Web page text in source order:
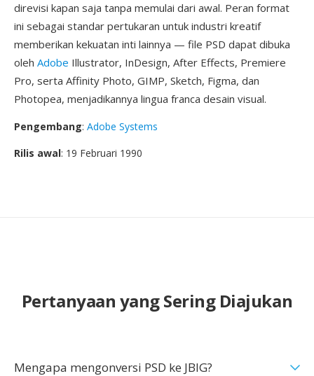
direvisi kapan saja tanpa memulai dari awal. Peran format
ini sebagai standar pertukaran untuk industri kreatif
memberikan kekuatan inti lainnya — file PSD dapat dibuka
oleh Adobe Illustrator, InDesign, After Effects, Premiere
Pro, serta Affinity Photo, GIMP, Sketch, Figma, dan
Photopea, menjadikannya lingua franca desain visual.
Pengembang: Adobe Systems
Rilis awal: 19 Februari 1990
Pertanyaan yang Sering Diajukan
Mengapa mengonversi PSD ke JBIG?